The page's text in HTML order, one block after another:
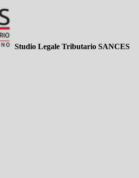
Studio Legale Tributario SANCES